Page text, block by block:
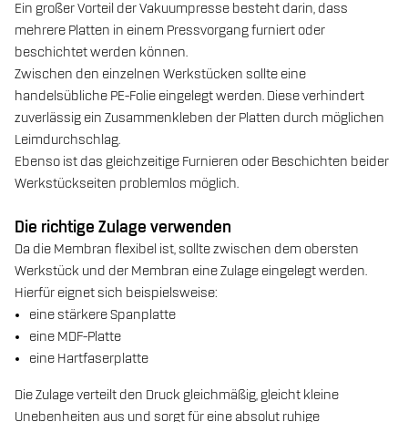
Ein großer Vorteil der Vakuumpresse besteht darin, dass
mehrere Platten in einem Pressvorgang furniert oder
beschichtet werden können.
Zwischen den einzelnen Werkstücken sollte eine
handelsübliche PE-Folie eingelegt werden. Diese verhindert
zuverlässig ein Zusammenkleben der Platten durch möglichen
Leimdurchschlag.
Ebenso ist das gleichzeitige Furnieren oder Beschichten beider
Werkstückseiten problemlos möglich.
Die richtige Zulage verwenden
Da die Membran flexibel ist, sollte zwischen dem obersten
Werkstück und der Membran eine Zulage eingelegt werden.
Hierfür eignet sich beispielsweise:
eine stärkere Spanplatte
eine MDF-Platte
eine Hartfaserplatte
Die Zulage verteilt den Druck gleichmäßig, gleicht kleine
Unebenheiten aus und sorgt für eine absolut ruhige